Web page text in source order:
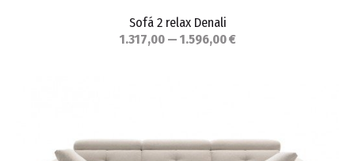
Sofá 2 relax Denali
1.317,00 — 1.596,00 €